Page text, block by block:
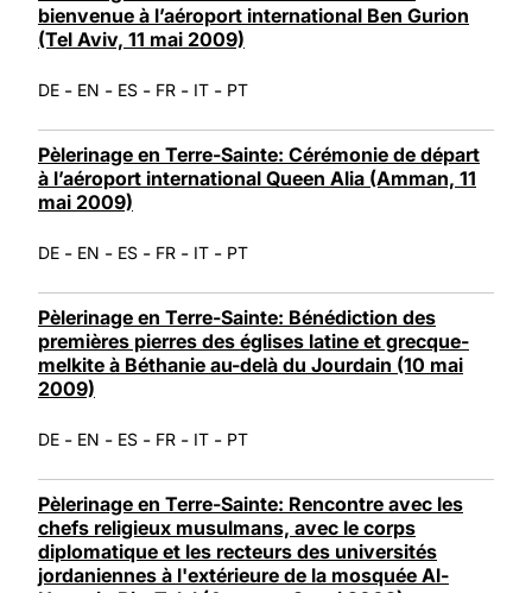
bienvenue à l’aéroport international Ben Gurion
(Tel Aviv, 11 mai 2009)
DE - EN - ES - FR - IT - PT
Pèlerinage en Terre-Sainte: Cérémonie de départ
à l’aéroport international Queen Alia (Amman, 11
mai 2009)
DE - EN - ES - FR - IT - PT
Pèlerinage en Terre-Sainte: Bénédiction des
premières pierres des églises latine et grecque-
melkite à Béthanie au-delà du Jourdain (10 mai
2009)
DE - EN - ES - FR - IT - PT
Pèlerinage en Terre-Sainte: Rencontre avec les
chefs religieux musulmans, avec le corps
diplomatique et les recteurs des universités
jordaniennes à l'extérieure de la mosquée Al-